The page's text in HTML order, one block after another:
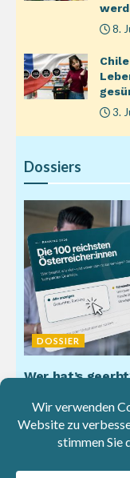
8.
3.
Dossiers
DOSSIER
Wer hat’s
29. Juli 2026
Hier sind die 100